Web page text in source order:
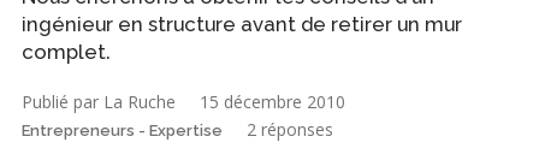
ingénieur en structure avant de retirer un mur
complet.
Publié par La Ruche 15 décembre 2010
Entrepreneurs - Expertise 2 réponses